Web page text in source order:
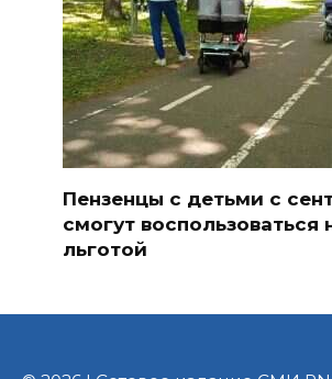
Пензенцы с детьми с
смогут воспользоваться
льготой